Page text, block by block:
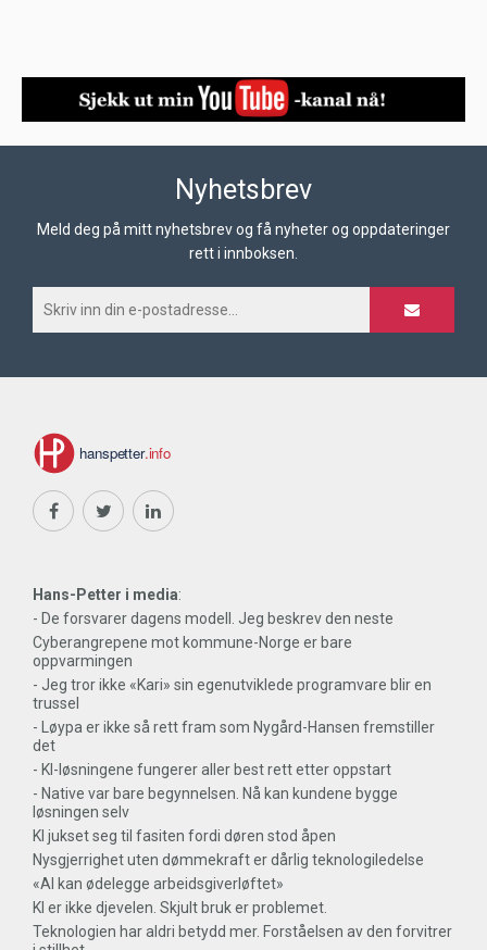
Nyhetsbrev
Meld deg på mitt nyhetsbrev og få nyheter og oppdateringer
rett i innboksen.
Hans-Petter i media:
- De forsvarer dagens modell. Jeg beskrev den neste
Cyberangrepene mot kommune-Norge er bare
oppvarmingen
- Jeg tror ikke «Kari» sin egenutviklede programvare blir en
trussel
- Løypa er ikke så rett fram som Nygård-Hansen fremstiller
det
- KI-løsningene fungerer aller best rett etter oppstart
- Native var bare begynnelsen. Nå kan kundene bygge
løsningen selv
KI jukset seg til fasiten fordi døren stod åpen
Nysgjerrighet uten dømmekraft er dårlig teknologiledelse
«AI kan ødelegge arbeidsgiverløftet»
KI er ikke djevelen. Skjult bruk er problemet.
Teknologien har aldri betydd mer. Forståelsen av den forvitrer